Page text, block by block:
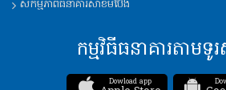
សកម្មភាពធនាគារសាខមប៊ែង
កម្មវិធីធនាគារតាមទូ
Dowload app